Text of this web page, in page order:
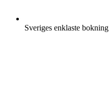
Sveriges enklaste bokning